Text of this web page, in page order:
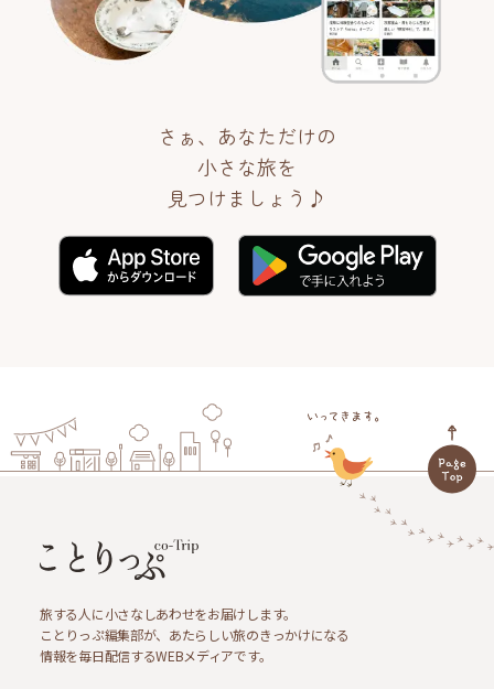
さぁ、あなただけの
小さな旅を
見つけましょう♪
旅する人に小さなしあわせをお届けします。
ことりっぷ編集部が、あたらしい旅のきっかけになる
情報を毎日配信するWEBメディアです。